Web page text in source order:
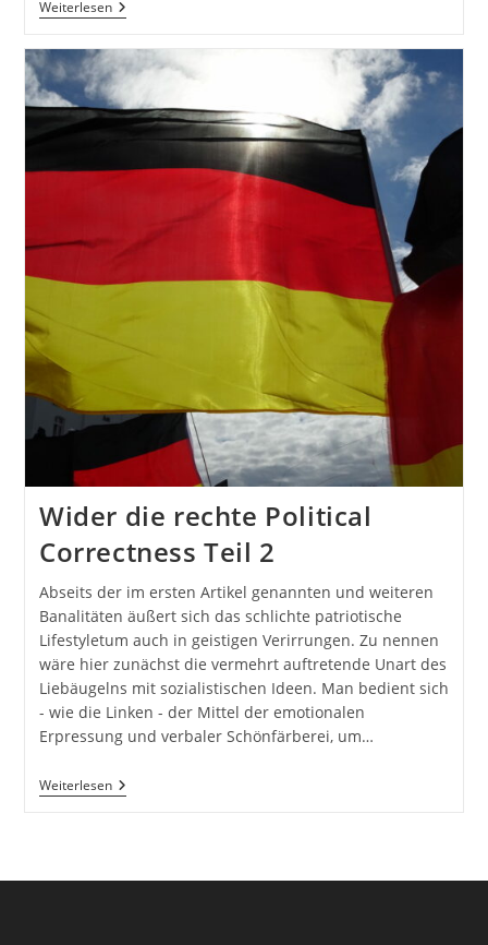
WeiterlesenDer
Rechte
Wider die rechte Political
Correctness Teil 2
Abseits der im ersten Artikel genannten und weiteren
Banalitäten äußert sich das schlichte patriotische
Lifestyletum auch in geistigen Verirrungen. Zu nennen
wäre hier zunächst die vermehrt auftretende Unart des
Liebäugelns mit sozialistischen Ideen. Man bedient sich
- wie die Linken - der Mittel der emotionalen
Erpressung und verbaler Schönfärberei, um…
WeiterlesenWider
Die